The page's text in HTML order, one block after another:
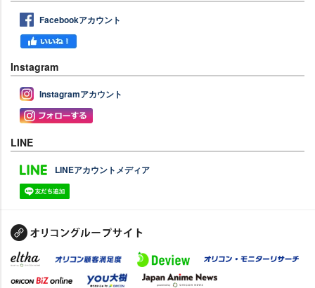
Facebookアカウント
Instagram
Instagramアカウント
LINE
LINEアカウントメディア